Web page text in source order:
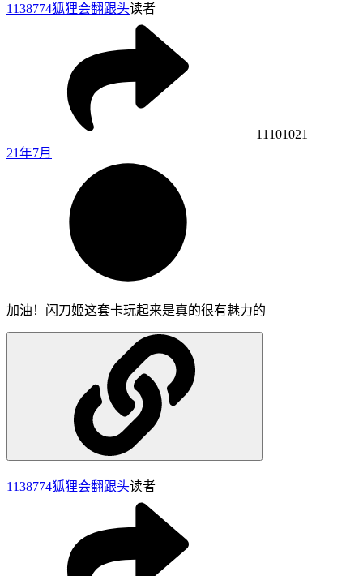
1138774狐狸会翻跟头读者
11101021
21年7月
加油！闪刀姬这套卡玩起来是真的很有魅力的
1138774狐狸会翻跟头读者